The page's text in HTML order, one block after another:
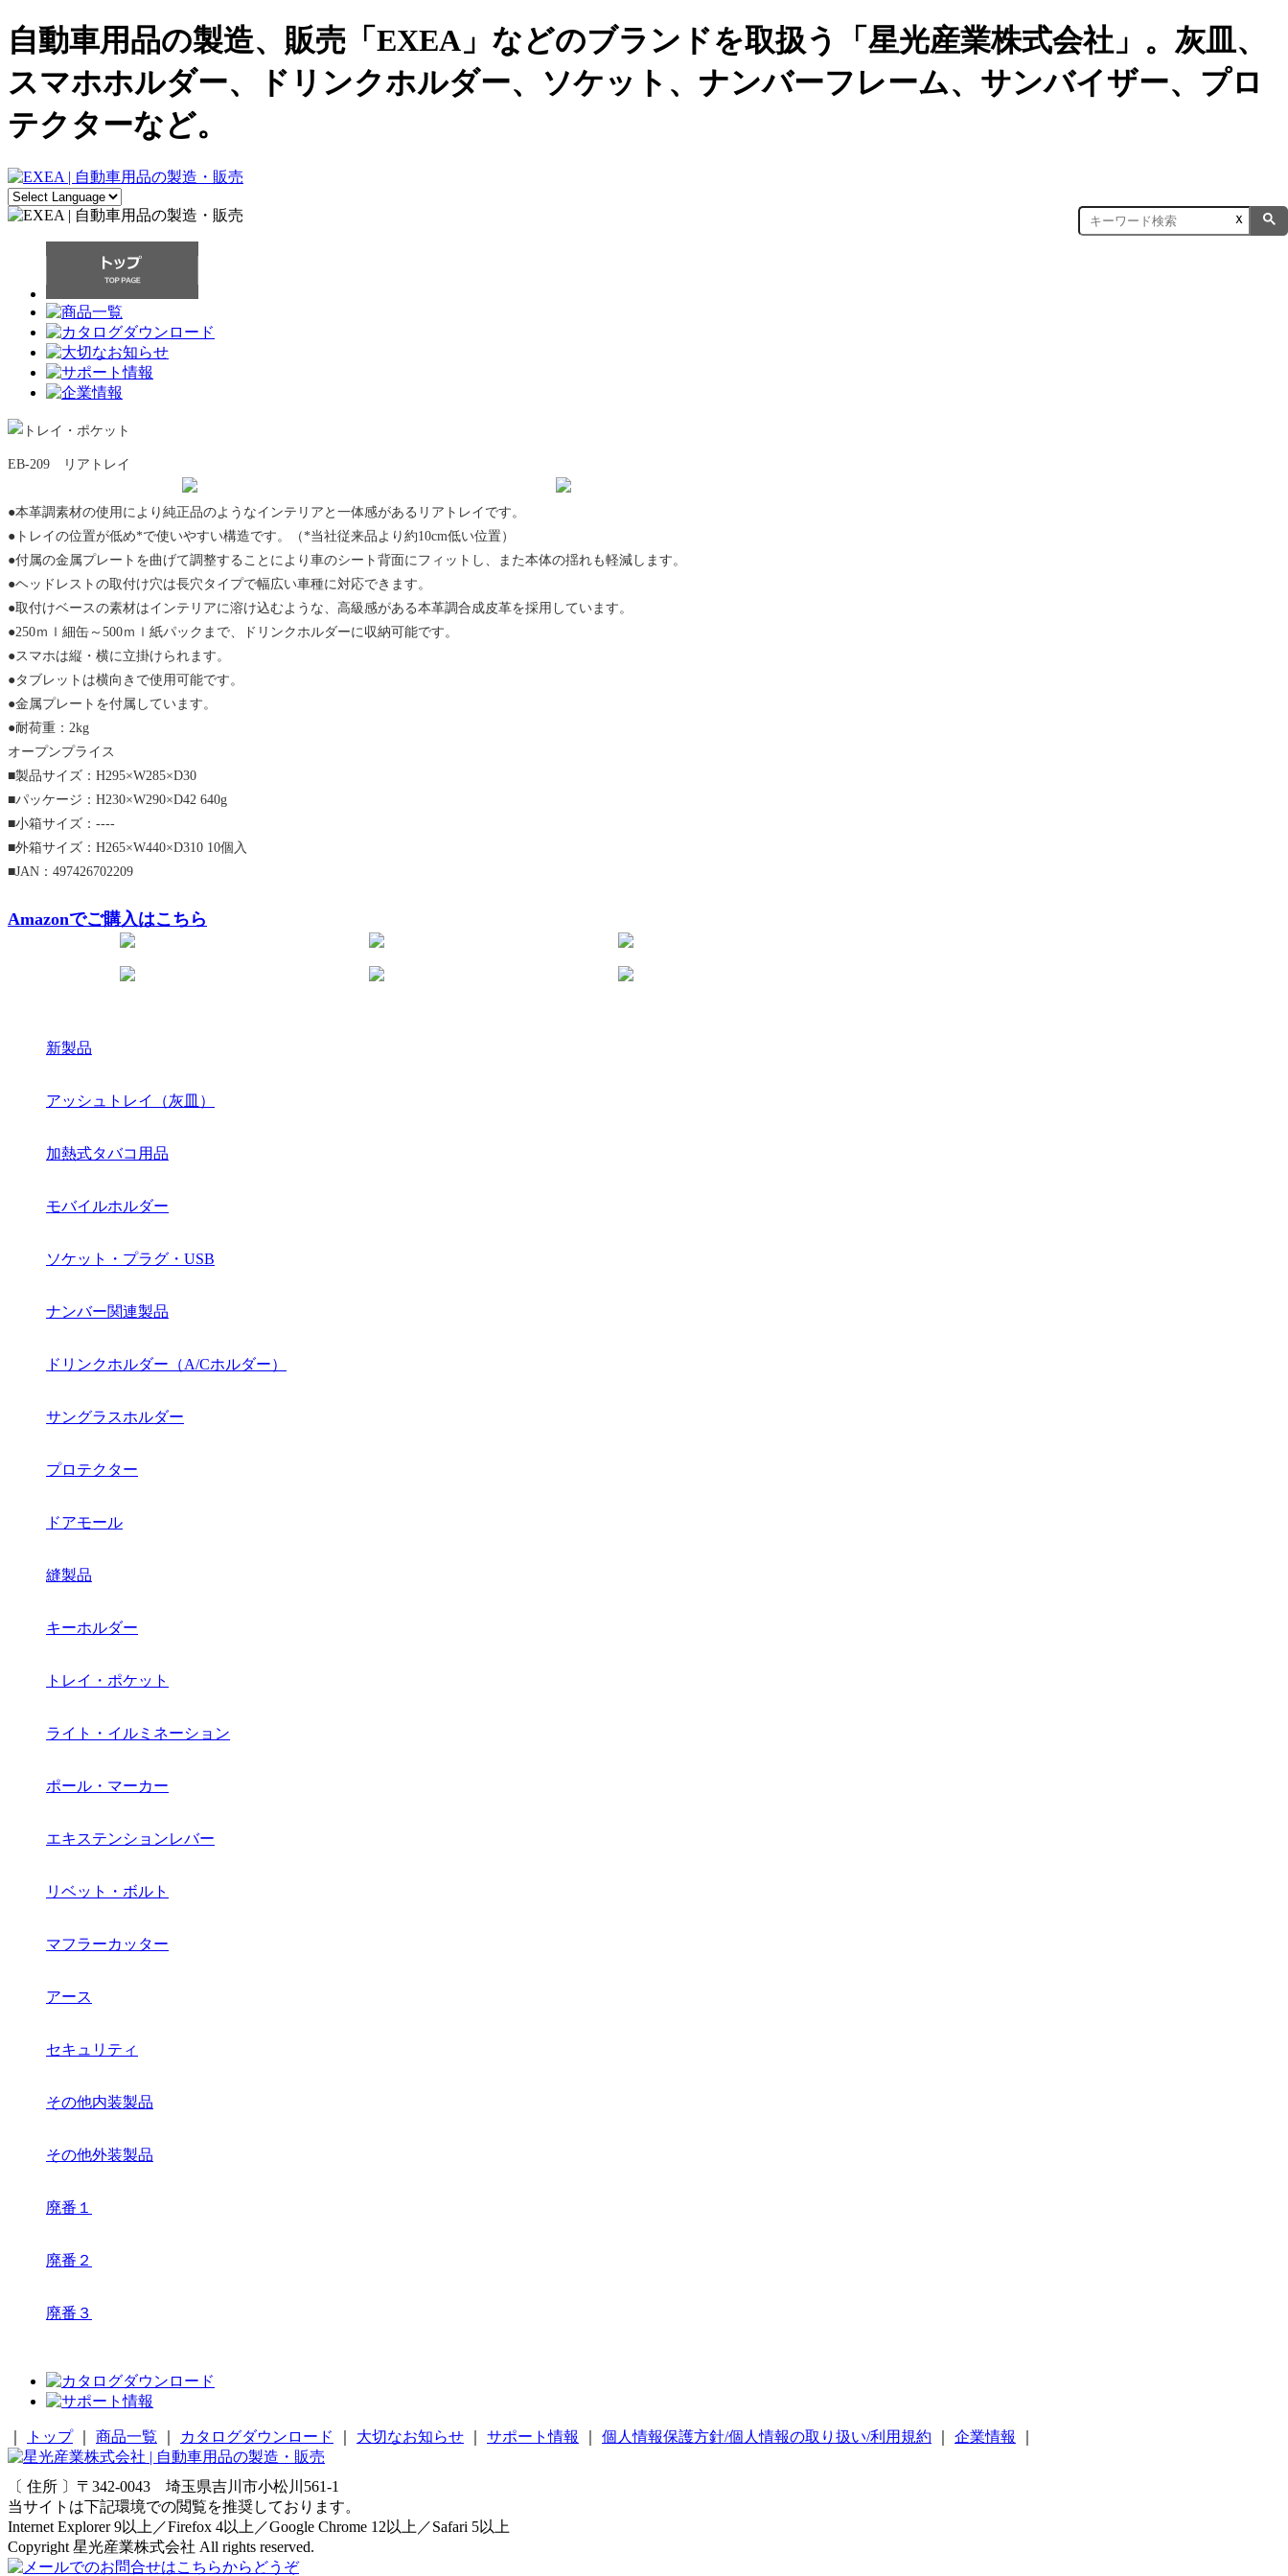
自動車用品の製造、販売「EXEA」などのブランドを取扱う「星光産業株式会社」。灰皿、
スマホホルダー、ドリンクホルダー、ソケット、ナンバーフレーム、サンバイザー、プロ
テクターなど。
ｘ
EB-209 リアトレイ
●本革調素材の使用により純正品のようなインテリアと一体感があるリアトレイです。
●トレイの位置が低め*で使いやすい構造です。（*当社従来品より約10cm低い位置）
●付属の金属プレートを曲げて調整することにより車のシート背面にフィットし、また本体の揺れも軽減します。
●ヘッドレストの取付け穴は長穴タイプで幅広い車種に対応できます。
●取付けベースの素材はインテリアに溶け込むような、高級感がある本革調合成皮革を採用しています。
●250ｍｌ細缶～500ｍｌ紙パックまで、ドリンクホルダーに収納可能です。
●スマホは縦・横に立掛けられます。
●タブレットは横向きで使用可能です。
●金属プレートを付属しています。
●耐荷重：2kg
オープンプライス
■製品サイズ：H295×W285×D30
■パッケージ：H230×W290×D42 640g
■⼩箱サイズ：----
■外箱サイズ：H265×W440×D310 10個⼊
■JAN：497426702209
Amazonでご購入はこちら
新製品
アッシュトレイ（灰皿）
加熱式タバコ用品
モバイルホルダー
ソケット・プラグ・USB
ナンバー関連製品
ドリンクホルダー（A/Cホルダー）
サングラスホルダー
プロテクター
ドアモール
縫製品
キーホルダー
トレイ・ポケット
ライト・イルミネーション
ポール・マーカー
エキステンションレバー
リベット・ボルト
マフラーカッター
アース
セキュリティ
その他内装製品
その他外装製品
廃番１
廃番２
廃番３
トップ｜ 商品一覧 カタログダウンロード 大切なお知らせ サポート情報 個人情報保護方針/個人情報の取り扱い/利用規約 企業情報
〔 住所 〕〒342-0043 埼玉県吉川市小松川561-1
当サイトは下記環境での閲覧を推奨しております。
Internet Explorer 9以上／Firefox 4以上／Google Chrome 12以上／Safari 5以上
Copyright 星光産業株式会社 All rights reserved.